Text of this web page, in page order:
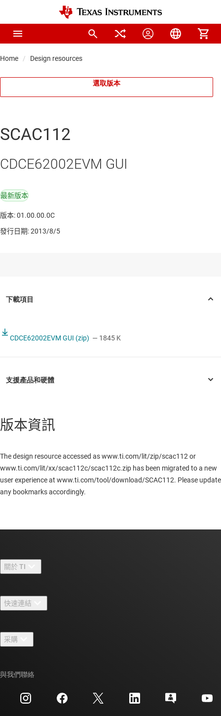
Home Design resources
選取版本
SCAC112
CDCE62002EVM GUI
最新版本
版本: 01.00.00.0C
發行日期: 2013/8/5
CDCE62002EVM GUI (zip) — 1845 K
版本資訊
The design resource accessed as www.ti.com/lit/zip/scac112 or
www.ti.com/lit/xx/scac112c/scac112c.zip has been migrated to a new
user experience at www.ti.com/tool/download/SCAC112. Please update
any bookmarks accordingly.
關於 TI
人才招募
新聞室
活動
投資人關系
快速連結
TI E2E™ 設計支援論壇
交互參考搜索
客戶支援中心
采購
與我們聯絡